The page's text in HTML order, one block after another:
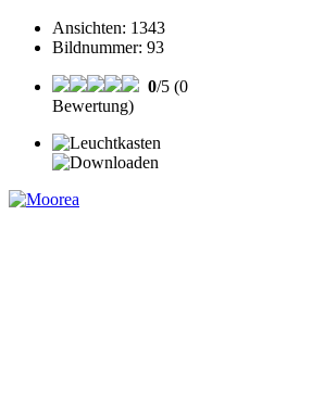
Ansichten: 1343
Bildnummer: 93
0/5 (0
Bewertung)